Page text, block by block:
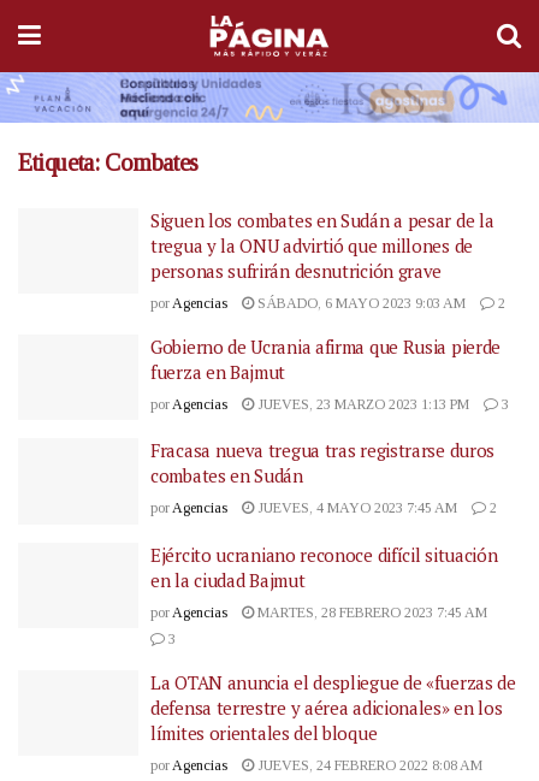
Etiqueta: Combates
Siguen los combates en Sudán a pesar de la
tregua y la ONU advirtió que millones de
personas sufrirán desnutrición grave
por Agencias SÁBADO, 6 MAYO 2023 9:03 AM 2
Gobierno de Ucrania afirma que Rusia pierde
fuerza en Bajmut
por Agencias JUEVES, 23 MARZO 2023 1:13 PM 3
Fracasa nueva tregua tras registrarse duros
combates en Sudán
porAgencias JUEVES, 4 MAYO 2023 7:45 AM 2
Ejército ucraniano reconoce difícil situación
en la ciudad Bajmut
por Agencias
MARTES, 28 FEBRERO 2023 7:45 AM
3
La OTAN anuncia el despliegue de «fuerzas de
defensa terrestre y aérea adicionales» en los
límites orientales del bloque
por Agencias
JUEVES, 24 FEBRERO 2022 8:08 AM